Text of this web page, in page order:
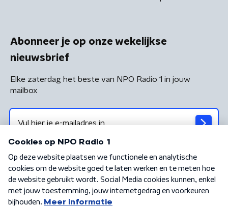
Abonneer je op onze wekelijkse
nieuwsbrief
Elke zaterdag het beste van NPO Radio 1 in jouw
mailbox
Algemene voorwaarden